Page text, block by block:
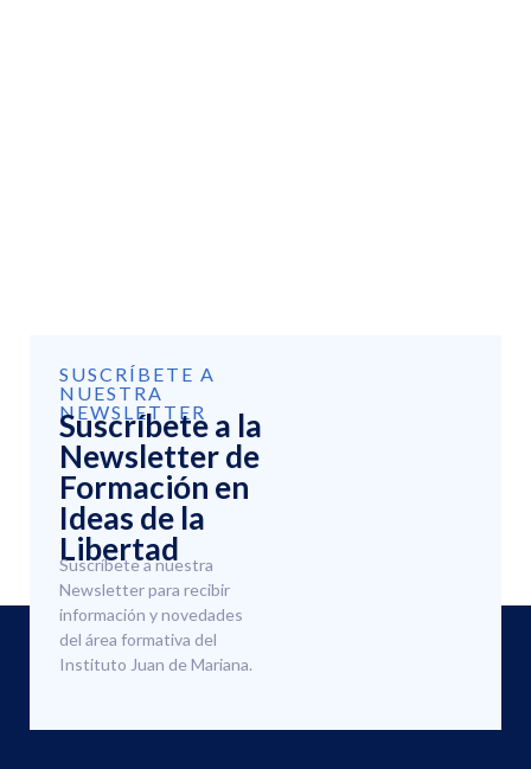
SUSCRÍBETE A
NUESTRA
NEWSLETTER
Suscríbete a la
Newsletter de
Formación en
Ideas de la
Libertad
Suscríbete a nuestra
Newsletter para recibir
información y novedades
del área formativa del
Instituto Juan de Mariana.